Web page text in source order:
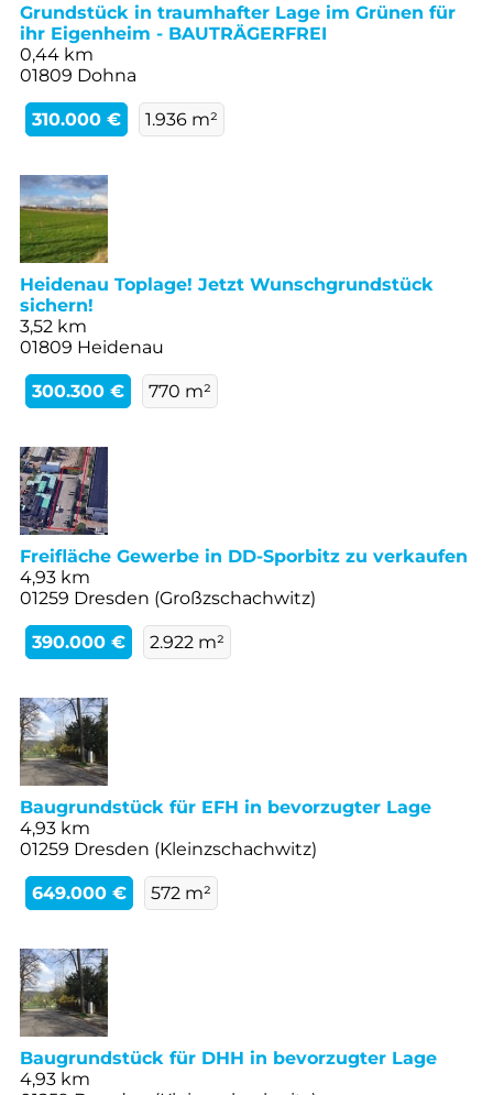
Grundstück in traumhafter Lage im Grünen für
ihr Eigenheim - BAUTRÄGERFREI
0,44 km
01809 Dohna
310.000 € 1.936 m²
Heidenau Toplage! Jetzt Wunschgrundstück
sichern!
3,52 km
01809 Heidenau
300.300 € 770 m²
Freifläche Gewerbe in DD-Sporbitz zu verkaufen
4,93 km
01259 Dresden (Großzschachwitz)
390.000 € 2.922 m²
Baugrundstück für EFH in bevorzugter Lage
4,93 km
01259 Dresden (Kleinzschachwitz)
649.000 € 572 m²
Baugrundstück für DHH in bevorzugter Lage
4,93 km